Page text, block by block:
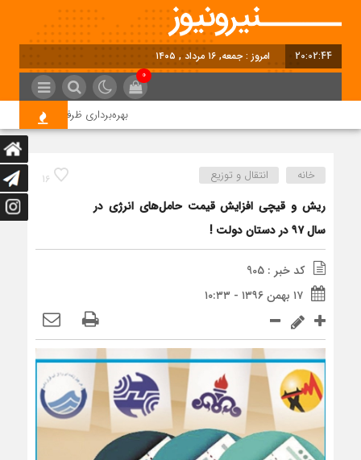
20:02:44 امروز : جمعه, ۱۶ مرداد , ۱۴۰۵
0
بهره‌برداری ظرفیت 95 مگاواتی نیروگاه خورشیدی شمس‌آباد در آینده نزدیک
16 خانه انتقال و توزیع
ریش و قیچی افزایش قیمت حامل‌های انرژی در
سال ۹۷ در دستان دولت !
کد خبر : 905
۱۷ بهمن ۱۳۹۶ - ۱۰:۳۳